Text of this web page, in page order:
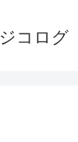
ジコログ